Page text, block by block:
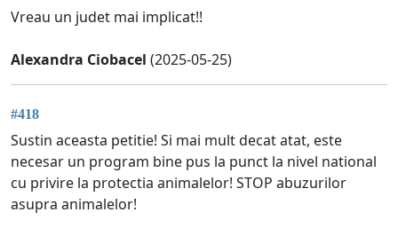
Vreau un judet mai implicat!!
Alexandra Ciobacel (2025-05-25)
#418
Sustin aceasta petitie! Si mai mult decat atat, este
necesar un program bine pus la punct la nivel national
cu privire la protectia animalelor! STOP abuzurilor
asupra animalelor!